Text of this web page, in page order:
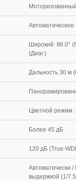
Автоматическое
Широкий: 98.0°
(Диаг.)
Дальность 30 м
Цветной режим
Более 45 дБ
120 дБ (True-
Автоматически
выдержкой (1/